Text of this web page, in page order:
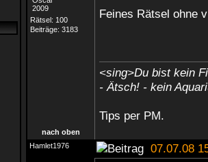
Rätsel: 100
Beiträge: 3183
Feines Rätsel ohne
<sing>Du bist kein
- Ätsch! - kein
Tips per PM.
nach oben
Hamlet1976
07.07.08